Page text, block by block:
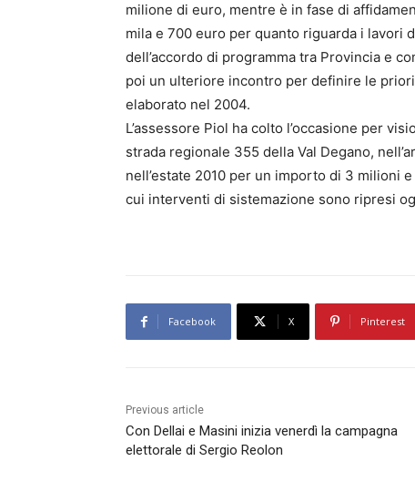
milione di euro, mentre è in fase di
mila e 700 euro per quanto riguarda i lavori
dell’accordo di programma tra Provincia e
poi un ulteriore incontro per definire le
elaborato nel 2004.
L’assessore Piol ha colto l’occasione per
strada regionale 355 della Val Degano,
nell’estate 2010 per un importo di 3 milioni
cui interventi di sistemazione sono ripresi
Facebook X Pinterest
Previous article
Con Dellai e Masini inizia venerdì la campagna
elettorale di Sergio Reolon